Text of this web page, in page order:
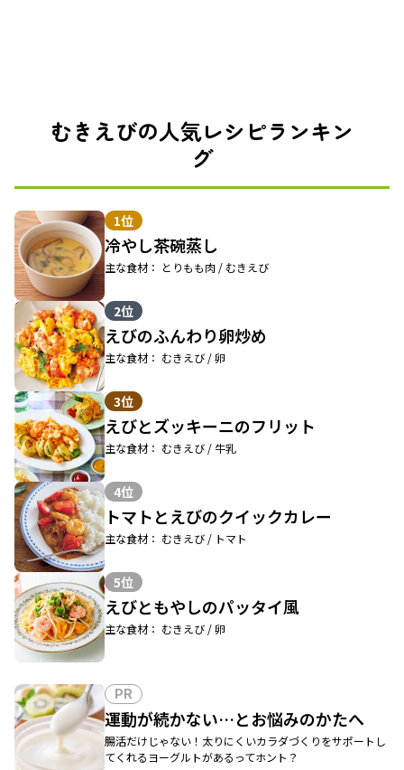
むきえびの人気レシピランキン
グ
1位
冷やし茶碗蒸し
主な食材： とりもも肉 / むきえび
2位
えびのふんわり卵炒め
主な食材： むきえび / 卵
3位
えびとズッキーニのフリット
主な食材： むきえび / 牛乳
4位
トマトとえびのクイックカレー
主な食材： むきえび / トマト
5位
えびともやしのパッタイ風
主な食材： むきえび / 卵
PR
運動が続かない…とお悩みのかたへ
腸活だけじゃない！太りにくいカラダづくりをサポートし
てくれるヨーグルトがあるってホント？